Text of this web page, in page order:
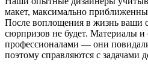
макет, максимально
После воплощения в жизнь ваши
сюрпризов не будет. Материалы
профессионалами — они
поэтому справляются с задачами